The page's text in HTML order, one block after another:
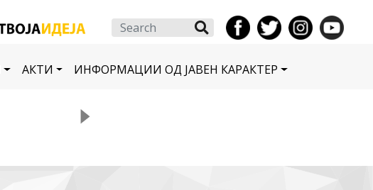
Search
АКТИ ИНФОРМАЦИИ ОД ЈАВЕН КАРАКТЕР